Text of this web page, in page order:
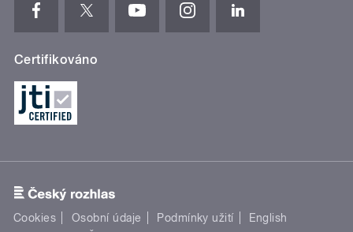
Certifikováno
Cookies Osobní údaje Podmínky užití
English